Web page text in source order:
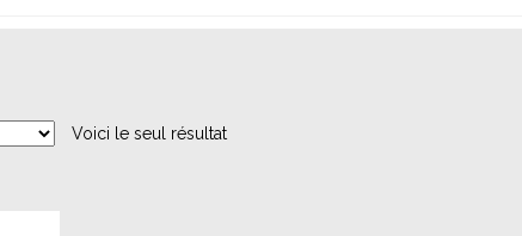
Voici le seul résultat